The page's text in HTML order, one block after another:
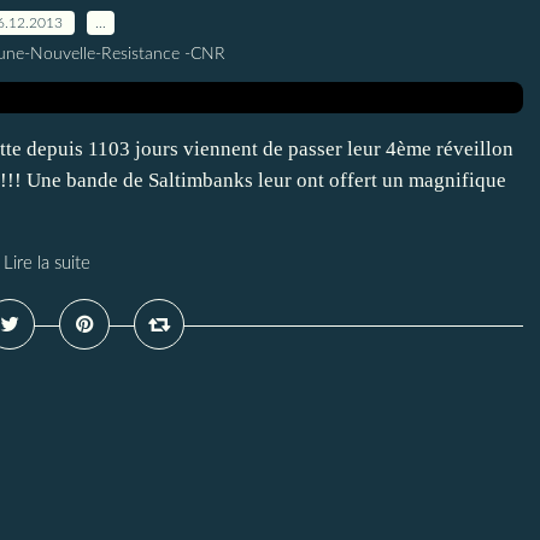
Nouvelle-Resistance -CNR
depuis 1103 jours viennent de passer leur 4ème réveillon
Une bande de Saltimbanks leur ont offert un magnifique
Lire la suite